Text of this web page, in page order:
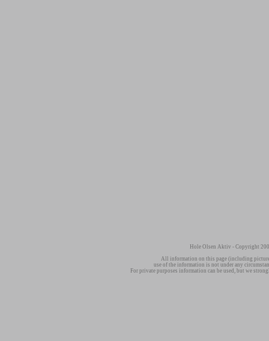
Hole Olsen Aktiv - Copyright
All information on this page (including
use of the information is not under any
For private purposes information can be used, but we